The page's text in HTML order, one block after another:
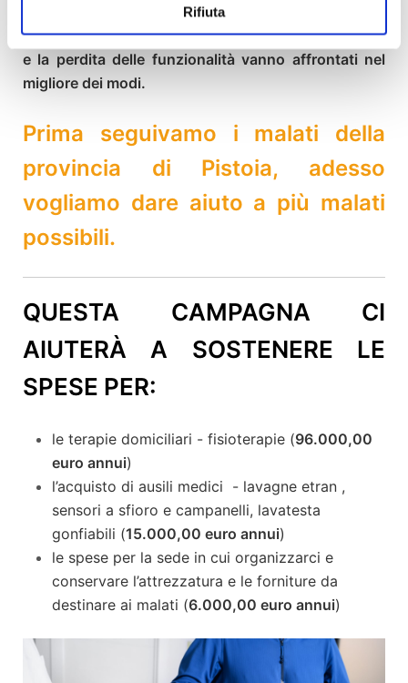
Rifiuta
valutare: la qualità della vita dei malati deve essere
messa al centro dei trattamenti. Dolori, sofferenze,
e la perdita delle funzionalità vanno affrontati nel
migliore dei modi.
Prima seguivamo i malati della
provincia di Pistoia, adesso
vogliamo dare aiuto a più malati
possibili.
QUESTA CAMPAGNA CI
AIUTERÀ A SOSTENERE LE
SPESE PER:
le terapie domiciliari - fisioterapie (96.000,00
euro annui)
l’acquisto di ausili medici - lavagne etran ,
sensori a sfioro e campanelli, lavatesta
gonfiabili (15.000,00 euro annui)
le spese per la sede in cui organizzarci e
conservare l’attrezzatura e le forniture da
destinare ai malati (6.000,00 euro annui)